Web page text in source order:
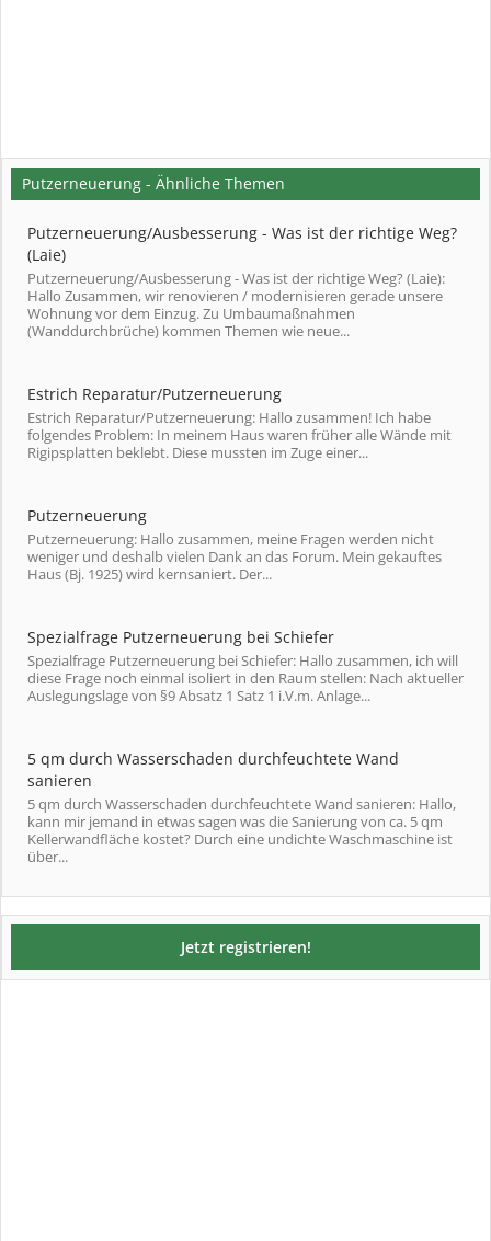
Putzerneuerung - Ähnliche Themen
Putzerneuerung/Ausbesserung - Was ist der richtige Weg?
(Laie)
Putzerneuerung/Ausbesserung - Was ist der richtige Weg? (Laie):
Hallo Zusammen, wir renovieren / modernisieren gerade unsere
Wohnung vor dem Einzug. Zu Umbaumaßnahmen
(Wanddurchbrüche) kommen Themen wie neue...
Estrich Reparatur/Putzerneuerung
Estrich Reparatur/Putzerneuerung: Hallo zusammen! Ich habe
folgendes Problem: In meinem Haus waren früher alle Wände mit
Rigipsplatten beklebt. Diese mussten im Zuge einer...
Putzerneuerung
Putzerneuerung: Hallo zusammen, meine Fragen werden nicht
weniger und deshalb vielen Dank an das Forum. Mein gekauftes
Haus (Bj. 1925) wird kernsaniert. Der...
Spezialfrage Putzerneuerung bei Schiefer
Spezialfrage Putzerneuerung bei Schiefer: Hallo zusammen, ich will
diese Frage noch einmal isoliert in den Raum stellen: Nach aktueller
Auslegungslage von §9 Absatz 1 Satz 1 i.V.m. Anlage...
5 qm durch Wasserschaden durchfeuchtete Wand
sanieren
5 qm durch Wasserschaden durchfeuchtete Wand sanieren: Hallo,
kann mir jemand in etwas sagen was die Sanierung von ca. 5 qm
Kellerwandfläche kostet? Durch eine undichte Waschmaschine ist
über...
Jetzt registrieren!